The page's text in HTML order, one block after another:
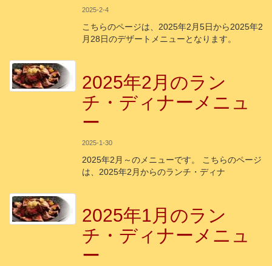
2025-2-4
こちらのページは、2025年2月5日から2025年2
月28日のデザートメニューとなります。
2025年2月のラン
チ・ディナーメニュ
ー
2025-1-30
2025年2月～のメニューです。 こちらのページ
は、2025年2月からのランチ・ディナ
2025年1月のラン
チ・ディナーメニュ
ー